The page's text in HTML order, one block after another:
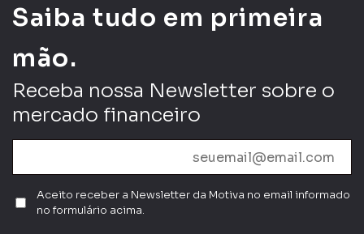
Saiba tudo em primeira
mão.
Receba nossa Newsletter sobre o
mercado financeiro
Aceito receber a Newsletter da Motiva no email informado
no formulário acima.